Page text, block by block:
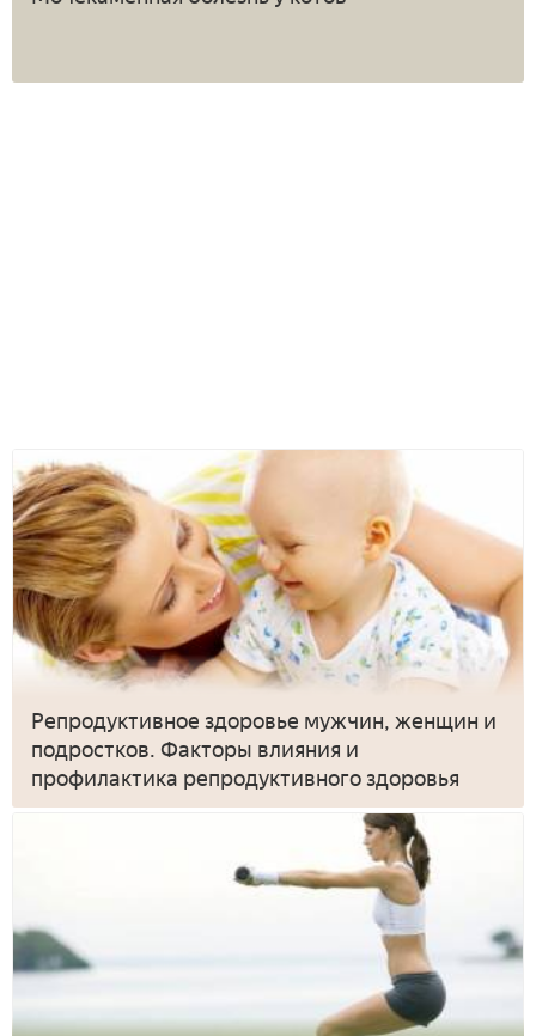
Репродуктивное здоровье мужчин, женщин и
подростков. Факторы влияния и
профилактика репродуктивного здоровья